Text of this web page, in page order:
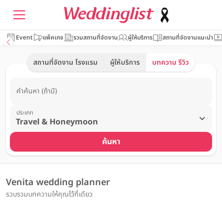
Event แพ็คเกจ รวมสถานที่จัดงาน ผู้ให้บริการ สถานที่จัดงานแนะนำ
สถานที่จัดงาน โรงแรม ผู้ให้บริการ บทความ รีวิว
คำค้นหา (ถ้ามี)
ประเภท
ค้นหา
Venita wedding planner
รวบรวมบทความให้คุณไว้ที่เดียว